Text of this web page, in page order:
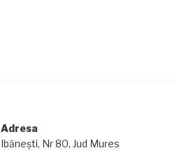
Adresa
Ibănești, Nr 80, Jud Mures